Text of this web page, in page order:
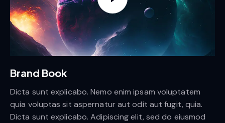
Brand Book
Dicta sunt explicabo. Nemo enim ipsam voluptatem
quia voluptas sit aspernatur aut odit aut fugit, quia.
Dicta sunt explicabo. Adipiscing elit, sed do eiusmod